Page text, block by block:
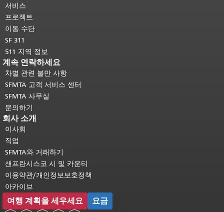
다.메인 콘텐츠 상단으로 돌아가려면
여기를 클릭하십시오
서비스
프로젝트
이동 수단
SF 311
511 지역 정보
계속 연락하세요
차별 관련 불만 사항
SFMTA 고객 서비스 센터
SFMTA 사무실
문의하기
회사 소개
이사회
직업
SFMTA와 거래하기
샌프란시스코 시 및 카운티
이용약관/개인정보보호정책
아카이브
여행 계획을 세우세요 요금